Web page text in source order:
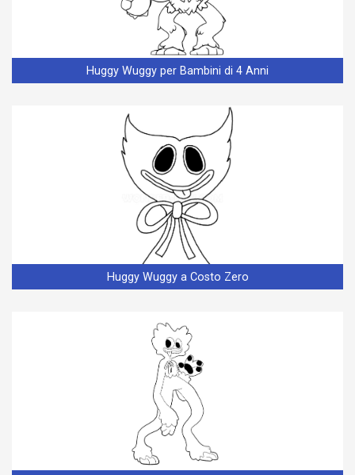
Huggy Wuggy per Bambini di 4 Anni
Huggy Wuggy a Costo Zero